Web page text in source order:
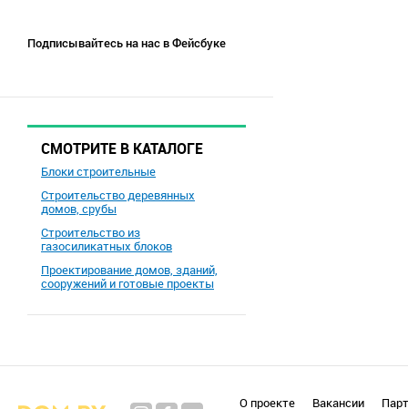
Подписывайтесь на нас в Фейсбуке
СМОТРИТЕ В КАТАЛОГЕ
Блоки строительные
Строительство деревянных
домов, срубы
Строительство из
газосиликатных блоков
Проектирование домов, зданий,
сооружений и готовые проекты
О проекте Вакансии